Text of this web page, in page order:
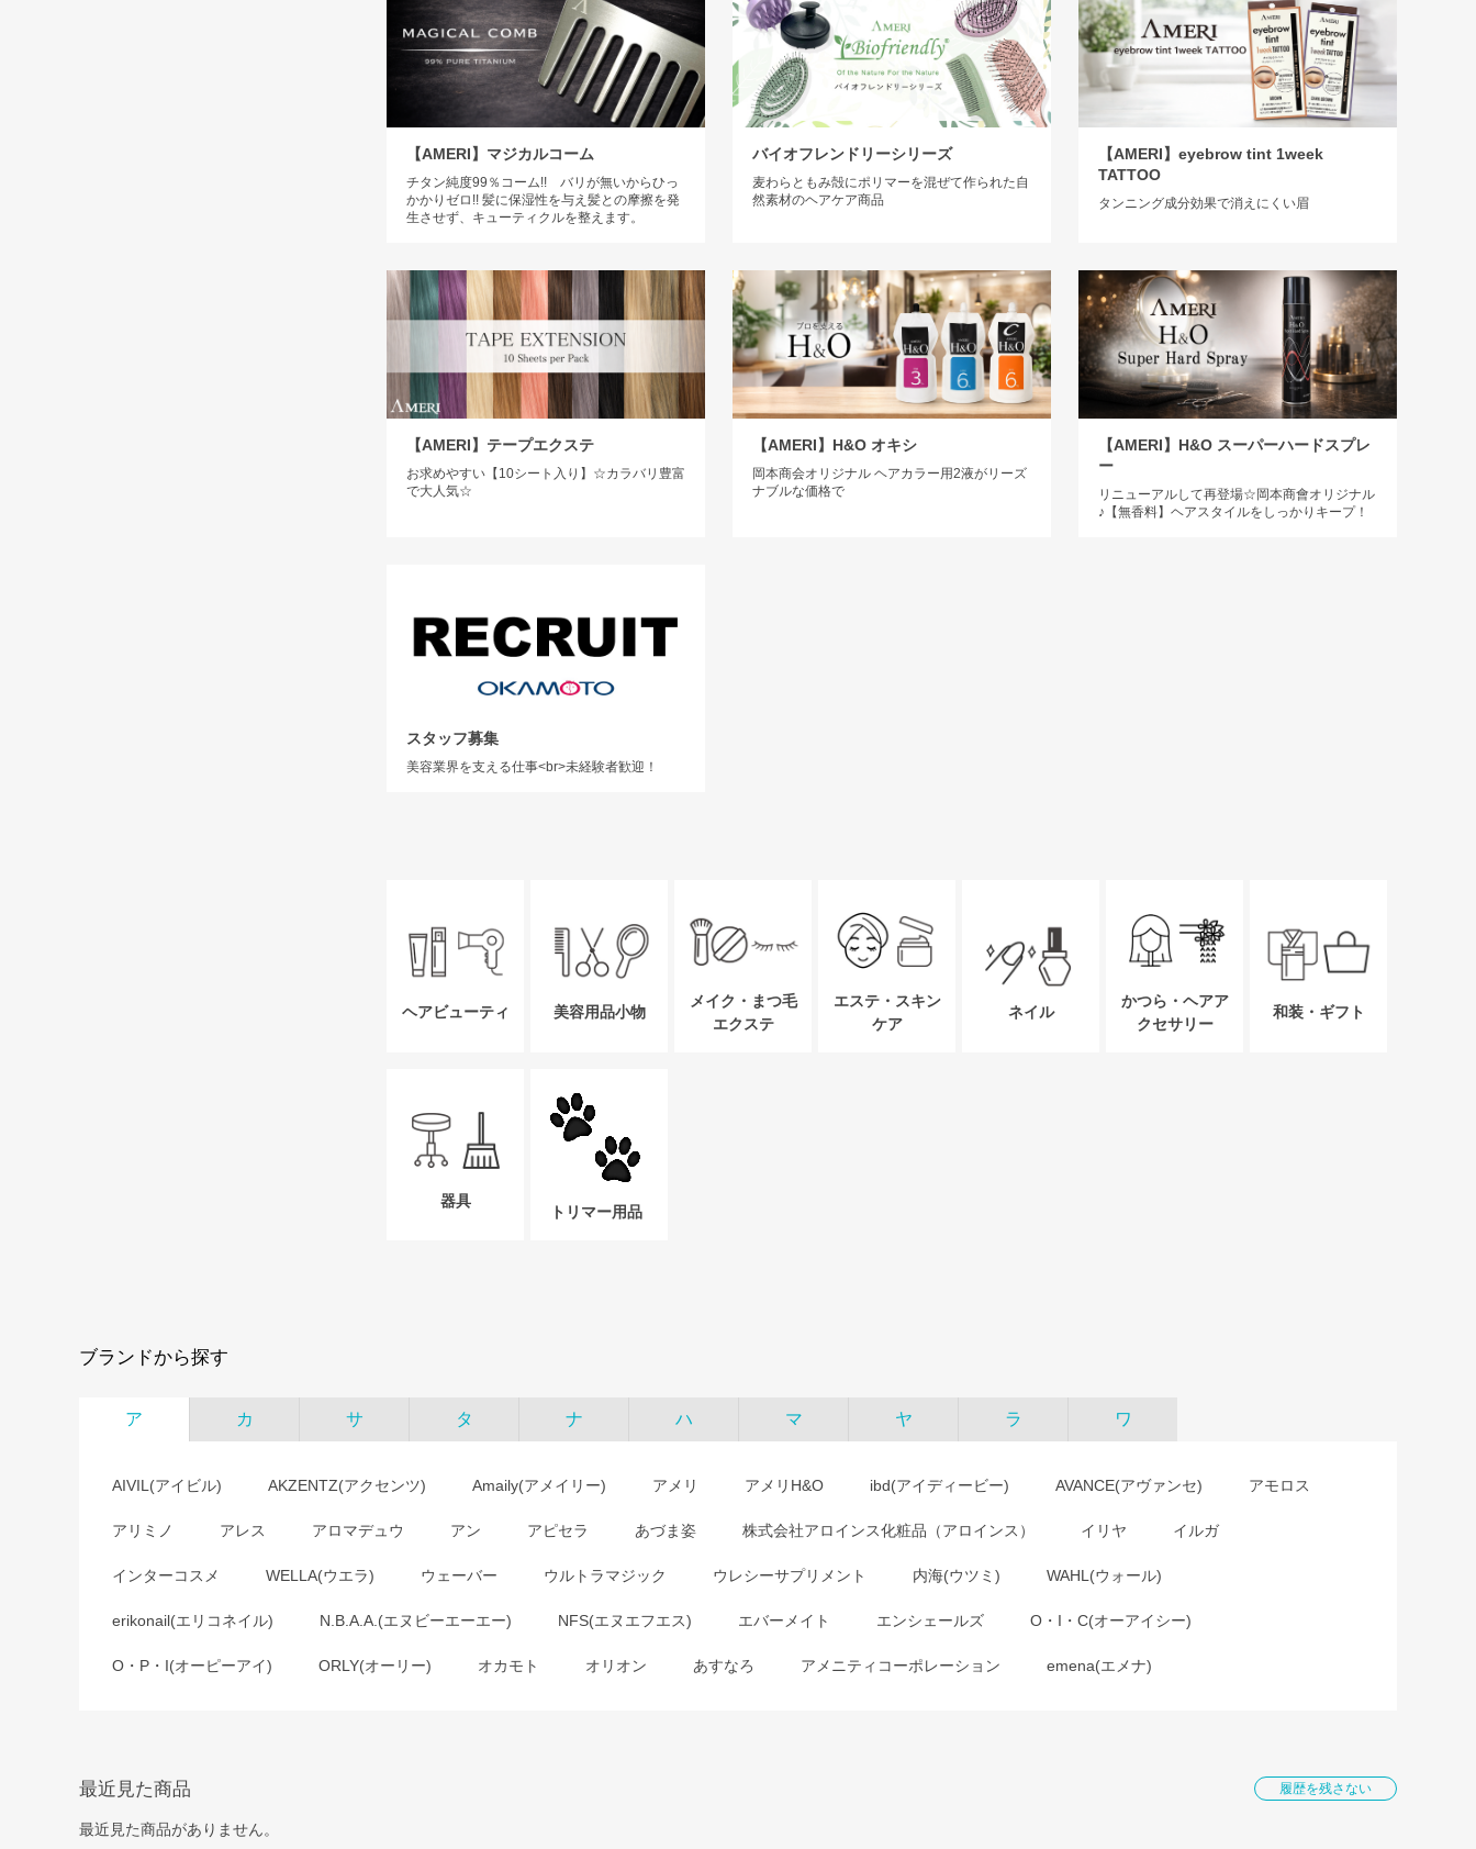
【AMERI】マジカルコーム
チタン純度99％コーム!! バリが無いからひっ
かかりゼロ!! 髪に保湿性を与え髪との摩擦を発
生させず、キューティクルを整えます。
バイオフレンドリーシリーズ
麦わらともみ殻にポリマーを混ぜて作られた自
然素材のヘアケア商品
【AMERI】eyebrow tint 1week
TATTOO
タンニング成分効果で消えにくい眉
【AMERI】テープエクステ
お求めやすい【10シート入り】☆カラバリ豊富
で大人気☆
【AMERI】H&O オキシ
岡本商会オリジナル ヘアカラー用2液がリーズ
ナブルな価格で
【AMERI】H&O スーパーハードスプレ
ー
リニューアルして再登場☆岡本商會オリジナル
♪【無香料】ヘアスタイルをしっかりキープ！
スタッフ募集
美容業界を支える仕事<br>未経験者歓迎！
ヘアビューティ 美容用品小物
メイク・まつ毛
エクステ
エステ・スキン
ケア
ネイル
かつら・ヘアア
クセサリー
和装・ギフト
器具
トリマー用品
ブランドから探す
ア カ サ タ ナ ハ マ ヤ ラ ワ
AIVIL(アイビル) AKZENTZ(アクセンツ) Amaily(アメイリー) アメリ アメリH&O ibd(アイディービー) AVANCE(アヴァンセ) アモロス
アリミノ アレス アロマデュウ アン アピセラ あづま姿 株式会社アロインス化粧品（アロインス） イリヤ イルガ
インターコスメ WELLA(ウエラ) ウェーバー ウルトラマジック ウレシーサプリメント 内海(ウツミ) WAHL(ウォール)
erikonail(エリコネイル) N.B.A.A.(エヌビーエーエー) NFS(エヌエフエス) エバーメイト エンシェールズ O・I・C(オーアイシー)
O・P・I(オーピーアイ) ORLY(オーリー) オカモト オリオン あすなろ アメニティコーポレーション emena(エメナ)
最近見た商品 履歴を残さない
最近見た商品がありません。